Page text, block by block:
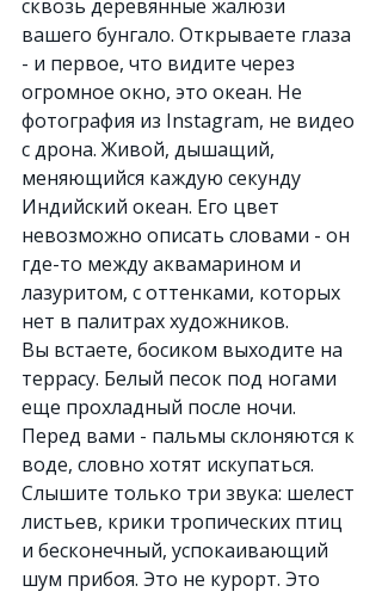
сквозь деревянные жалюзи
вашего бунгало. Открываете глаза
- и первое, что видите через
огромное окно, это океан. Не
фотография из Instagram, не видео
с дрона. Живой, дышащий,
меняющийся каждую секунду
Индийский океан. Его цвет
невозможно описать словами - он
где-то между аквамарином и
лазуритом, с оттенками, которых
нет в палитрах художников.
Вы встаете, босиком выходите на
террасу. Белый песок под ногами
еще прохладный после ночи.
Перед вами - пальмы склоняются к
воде, словно хотят искупаться.
Слышите только три звука: шелест
листьев, крики тропических птиц
и бесконечный, успокаивающий
шум прибоя. Это не курорт. Это